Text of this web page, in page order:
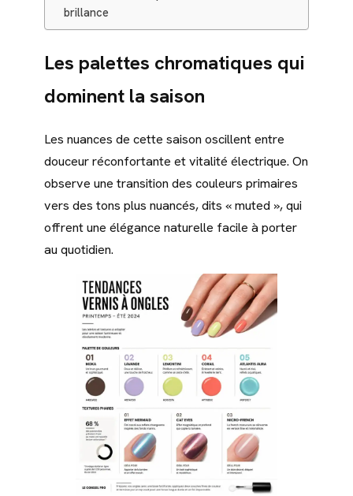
brillance
Les palettes chromatiques qui
dominent la saison
Les nuances de cette saison oscillent entre
douceur réconfortante et vitalité électrique. On
observe une transition des couleurs primaires
vers des tons plus nuancés, dits « muted », qui
offrent une élégance naturelle facile à porter
au quotidien.